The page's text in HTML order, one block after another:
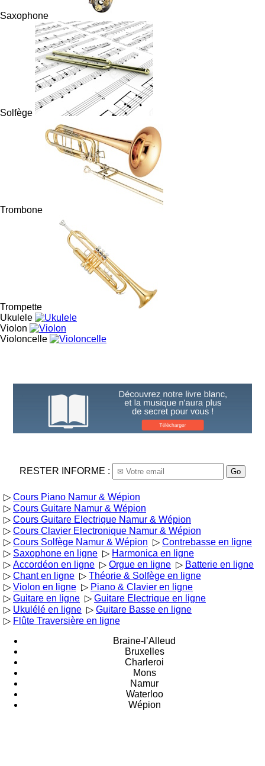
Saxophone
Solfège
Trombone
Trompette
Ukulele
Violon
Violoncelle
RESTER INFORME : Go
▷ Cours Piano Namur & Wépion
▷ Cours Guitare Namur & Wépion
▷ Cours Guitare Electrique Namur & Wépion
▷ Cours Clavier Electronique Namur & Wépion
▷ Cours Solfège Namur & Wépion ▷ Contrebasse en ligne
▷ Saxophone en ligne ▷ Harmonica en ligne
▷ Accordéon en ligne ▷ Orgue en ligne ▷ Batterie en ligne
▷ Chant en ligne ▷ Théorie & Solfège en ligne
▷ Violon en ligne ▷ Piano & Clavier en ligne
▷ Guitare en ligne ▷ Guitare Electrique en ligne
▷ Ukulélé en ligne ▷ Guitare Basse en ligne
▷ Flûte Traversière en ligne
Braine-l’Alleud
Bruxelles
Charleroi
Mons
Namur
Waterloo
Wépion